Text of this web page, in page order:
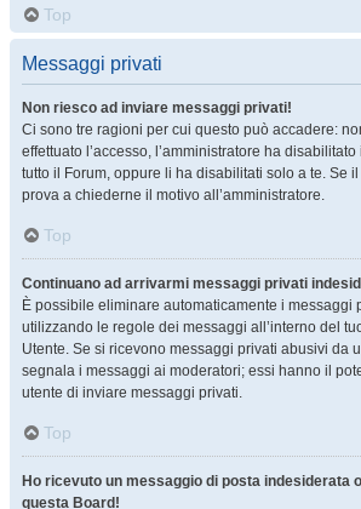
Top
Messaggi privati
Non riesco ad inviare messaggi privati!
Ci sono tre ragioni per cui questo può accadere:
effettuato l’accesso, l’amministratore ha
tutto il Forum, oppure li ha disabilitati solo a te. Se il
prova a chiederne il motivo all’amministratore.
Top
Continuano ad arrivarmi messaggi privati
È possibile eliminare automaticamente i messaggi
utilizzando le regole dei messaggi all’interno del
Utente. Se si ricevono messaggi privati ​​abusivi da
segnala i messaggi ai moderatori; essi hanno il
utente di inviare messaggi privati​​.
Top
Ho ricevuto un messaggio di posta indesiderata
questa Board!